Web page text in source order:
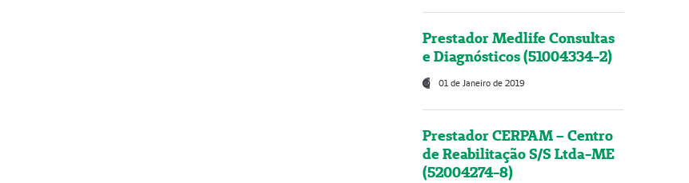
Prestador Medlife Consultas
e Diagnósticos (51004334-2)
01 de Janeiro de 2019
Prestador CERPAM – Centro
de Reabilitação S/S Ltda-ME
(52004274-8)